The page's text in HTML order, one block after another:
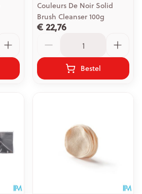
Couleurs De Noir Solid
Brush Cleanser 100g
€ 22,76
Bestel